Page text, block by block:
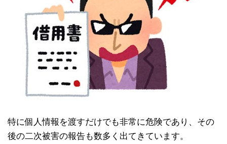
特に個人情報を渡すだけでも非常に危険であり、その
後の二次被害の報告も数多く出てきています。